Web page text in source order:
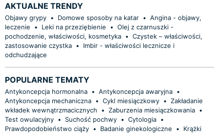
AKTUALNE TRENDY
Objawy grypy • Domowe sposoby na katar • Angina - objawy,
leczenie
• Leki na przeziębienie • Olej z czarnuszki -
pochodzenie, właściwości, kosmetyka • Czystek – właściwości,
zastosowanie czystka •
Imbir - właściwości lecznicze i
odchudzające
POPULARNE TEMATY
Antykoncepcja hormonalna • Antykoncepcja awaryjna •
Antykoncepcja mechaniczna • Cykl miesiączkowy • Zakładanie
wkładek wewnątrzmacicznych
• Zaburzenia miesiączkowania •
Test owulacyjny • Suchość pochwy • Cytologia •
Prawdopodobieństwo ciąży • Badanie ginekologiczne •
Krążki